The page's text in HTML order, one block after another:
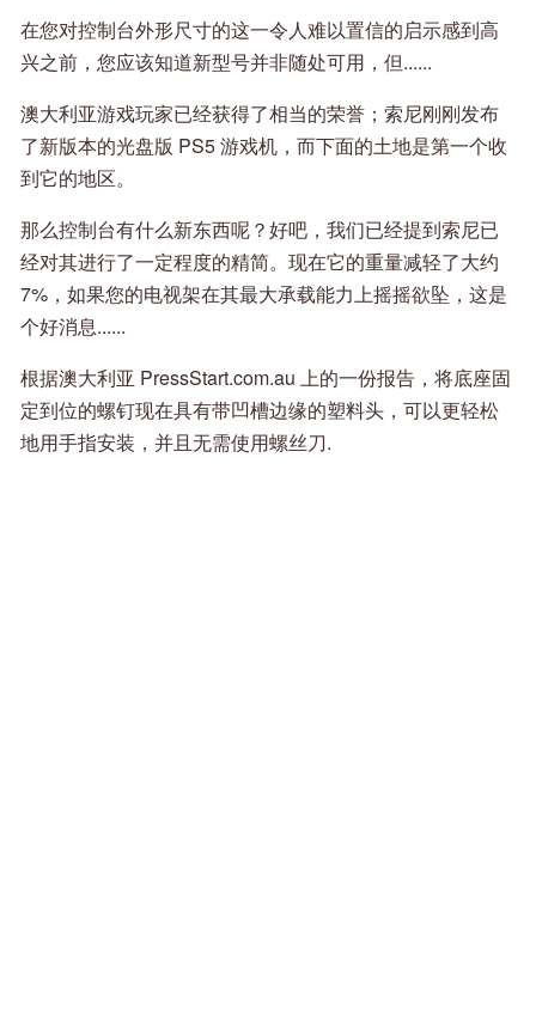
在您对控制台外形尺寸的这一令人难以置信的启示感到高
兴之前，您应该知道新型号并非随处可用，但......
澳大利亚游戏玩家已经获得了相当的荣誉；索尼刚刚发布
了新版本的光盘版 PS5 游戏机，而下面的土地是第一个收
到它的地区。
那么控制台有什么新东西呢？好吧，我们已经提到索尼已
经对其进行了一定程度的精简。现在它的重量减轻了大约
7%，如果您的电视架在其最大承载能力上摇摇欲坠，这是
个好消息......
根据澳大利亚 PressStart.com.au 上的一份报告，将底座固
定到位的螺钉现在具有带凹槽边缘的塑料头，可以更轻松
地用手指安装，并且无需使用螺丝刀.